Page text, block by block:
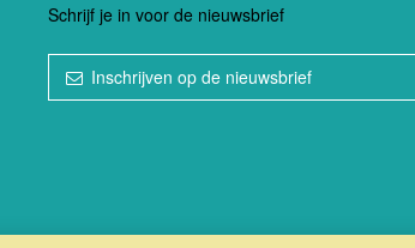
Schrijf je in voor de nieuwsbrief
Inschrijven op de nieuwsbrief